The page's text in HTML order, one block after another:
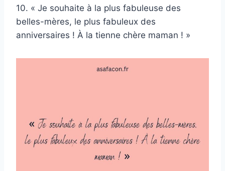
10. « Je souhaite à la plus fabuleuse des
belles-mères, le plus fabuleux des
anniversaires ! À la tienne chère maman ! »